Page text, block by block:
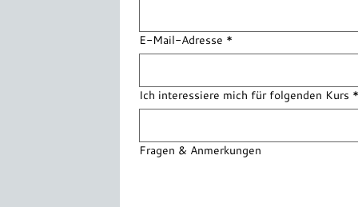
E-Mail-Adresse *
Ich interessiere mich für folgenden Kurs *
Fragen & Anmerkungen